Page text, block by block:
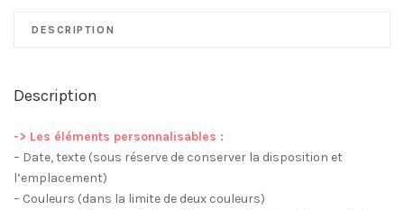
Mariage
Blanc
DESCRIPTION
Description
-> Les éléments personnalisables :
– Date, texte (sous réserve de conserver la disposition et
l’emplacement)
– Couleurs (dans la limite de deux couleurs)